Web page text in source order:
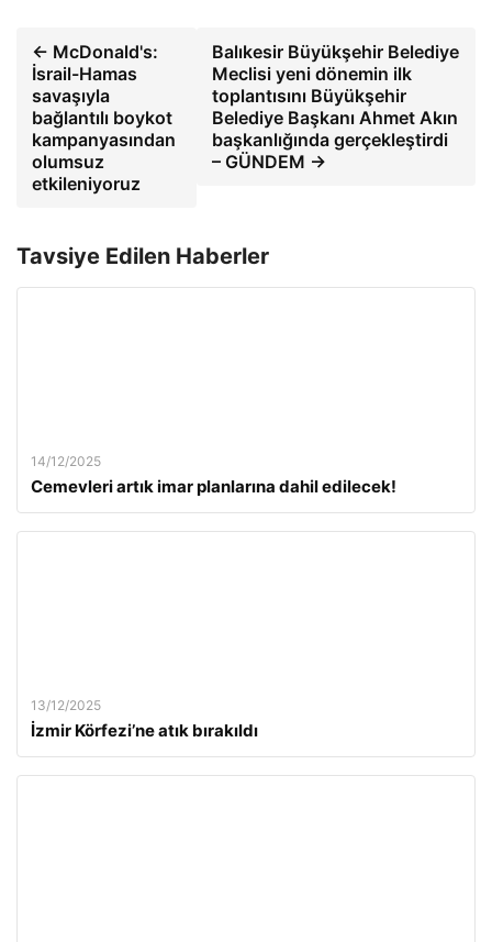
← McDonald's:
İsrail-Hamas
savaşıyla
bağlantılı boykot
kampanyasından
olumsuz
etkileniyoruz
Balıkesir Büyükşehir Belediye
Meclisi yeni dönemin ilk
toplantısını Büyükşehir
Belediye Başkanı Ahmet Akın
başkanlığında gerçekleştirdi
– GÜNDEM →
Tavsiye Edilen Haberler
14/12/2025
Cemevleri artık imar planlarına dahil edilecek!
13/12/2025
İzmir Körfezi’ne atık bırakıldı